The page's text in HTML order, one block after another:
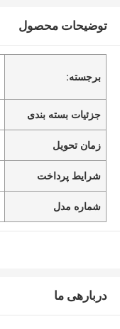
توضیحات محصول
برجسته:
جزئیات بسته بندی
زمان تحویل
شرایط پرداخت
شماره مدل
دربارهی ما